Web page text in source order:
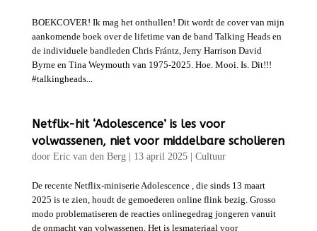
BOEKCOVER! Ik mag het onthullen! Dit wordt de cover van mijn
aankomende boek over de lifetime van de band Talking Heads en
de individuele bandleden Chris Frántz, Jerry Harrison David
Byrne en Tina Weymouth van 1975-2025. Hoe. Mooi. Is. Dit!!!
#talkingheads...
Netflix-hit ‘Adolescence’ is les voor
volwassenen, niet voor middelbare scholieren
door Eric van den Berg| 13 april 2025| Cultuur
De recente Netflix-miniserie Adolescence , die sinds 13 maart
2025 is te zien, houdt de gemoederen online flink bezig. Grosso
modo problematiseren de reacties onlinegedrag jongeren vanuit
de onmacht van volwassenen. Het is lesmateriaal voor